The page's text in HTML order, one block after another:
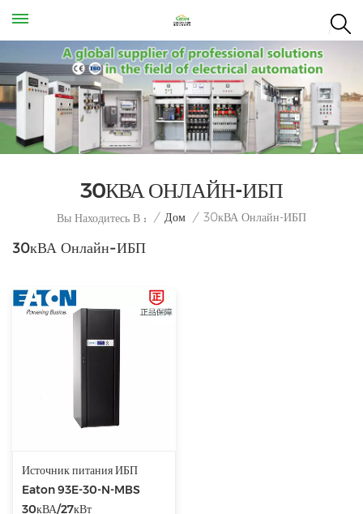
30КВА ОНЛАЙН-ИБП
Вы Находитесь В : / Дом / 30кВА Онлайн-ИБП
30кВА Онлайн-ИБП
Источник питания ИБП
Eaton 93E-30-N-MBS
30кВА/27кВт